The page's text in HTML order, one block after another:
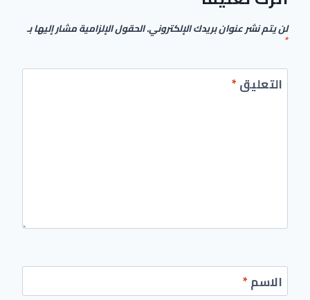
لن يتم نشر عنوان بريدك الإلكتروني.الحقول الإلزامية مشار إليها بـ
*
التعليق*
الاسم*